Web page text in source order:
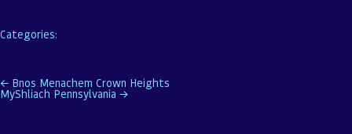
Categories:
Navigation
← Bnos Menachem Crown Heights
MyShliach Pennsylvania →